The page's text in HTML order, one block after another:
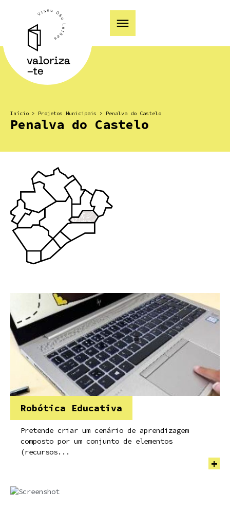
Início > Projetos Municipais > Penalva do Castelo
Penalva do Castelo
Robótica Educativa
Pretende criar um cenário de aprendizagem
composto por um conjunto de elementos
(recursos...
+